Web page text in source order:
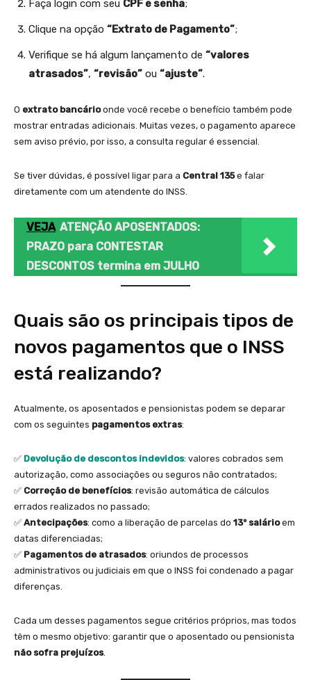
Faça login com seu CPF e senha;
Clique na opção “Extrato de Pagamento”;
Verifique se há algum lançamento de “valores
atrasados”, “revisão” ou “ajuste”.
O extrato bancárioonde você recebe o benefício também pode
mostrar entradas adicionais. Muitas vezes, o pagamento aparece
sem aviso prévio, por isso, a consulta regular é essencial.
Se tiver dúvidas, é possível ligar para a Central 135e falar
diretamente com um atendente do INSS.
VEJA ATENÇÃO APOSENTADOS:
PRAZO para CONTESTAR
DESCONTOS termina em JULHO
Quais são os principais tipos de
novos pagamentos que o INSS
está realizando?
Atualmente, os aposentados e pensionistas podem se deparar
com os seguintes pagamentos extras:
✅ Devolução de descontos indevidos: valores cobrados sem
autorização, como associações ou seguros não contratados;
✅ Correção de benefícios: revisão automática de cálculos
errados realizados no passado;
✅ Antecipações: como a liberação de parcelas do 13º salárioem
datas diferenciadas;
✅ Pagamentos de atrasados: oriundos de processos
administrativos ou judiciais em que o INSS foi condenado a pagar
diferenças.
Cada um desses pagamentos segue critérios próprios, mas todos
têm o mesmo objetivo: garantir que o aposentado ou pensionista
não sofra prejuízos.